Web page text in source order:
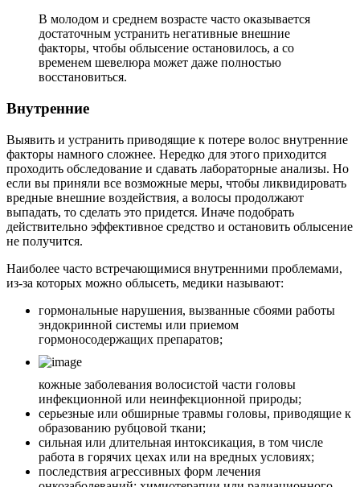
В молодом и среднем возрасте часто оказывается
достаточным устранить негативные внешние
факторы, чтобы облысение остановилось, а со
временем шевелюра может даже полностью
восстановиться.
Внутренние
Выявить и устранить приводящие к потере волос внутренние
факторы намного сложнее. Нередко для этого приходится
проходить обследование и сдавать лабораторные анализы. Но
если вы приняли все возможные меры, чтобы ликвидировать
вредные внешние воздействия, а волосы продолжают
выпадать, то сделать это придется. Иначе подобрать
действительно эффективное средство и остановить облысение
не получится.
Наиболее часто встречающимися внутренними проблемами,
из-за которых можно облысеть, медики называют:
гормональные нарушения, вызванные сбоями работы
эндокринной системы или приемом
гормоносодержащих препаратов;
кожные заболевания волосистой части головы
инфекционной или неинфекционной природы;
серьезные или обширные травмы головы, приводящие к
образованию рубцовой ткани;
сильная или длительная интоксикация, в том числе
работа в горячих цехах или на вредных условиях;
последствия агрессивных форм лечения